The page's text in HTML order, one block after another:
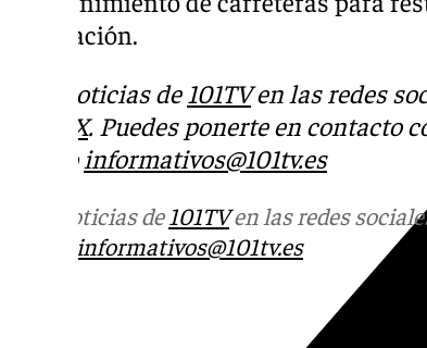
circulación.
Más noticias de 101TVen las redes
X. Puedes ponerte en contacto
correo informativos@101tv.es
Más noticias de 101TVen las redes
informativos@101tv.es